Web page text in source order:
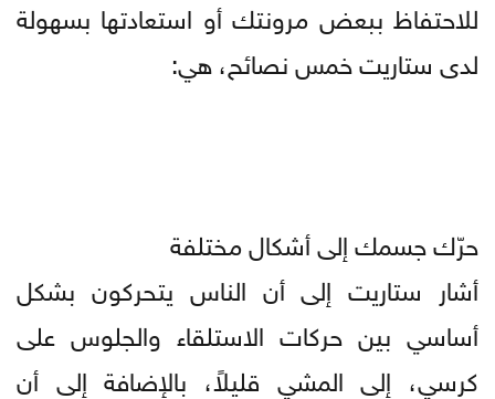
للاحتفاظ ببعض مرونتك أو استعادتها بسهولة
لدى ستاريت خمس نصائح، هي:
حرّك جسمك إلى أشكال مختلفة
أشار ستاريت إلى أن الناس يتحركون بشكل
أساسي بين حركات الاستلقاء والجلوس على
كرسي، إلى المشي قليلاً، بالإضافة إلى أن